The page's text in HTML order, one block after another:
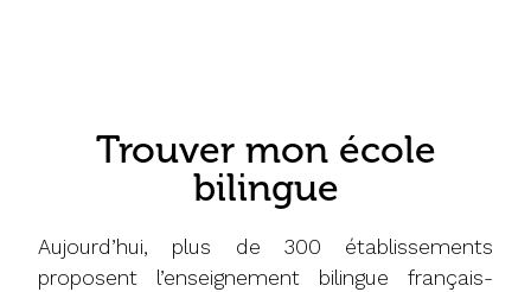
Trouver mon école
bilingue
Aujourd’hui, plus de 300 établissements
proposent l’enseignement bilingue français-